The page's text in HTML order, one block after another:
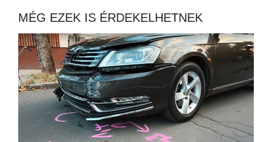
MÉG EZEK IS ÉRDEKELHETNEK